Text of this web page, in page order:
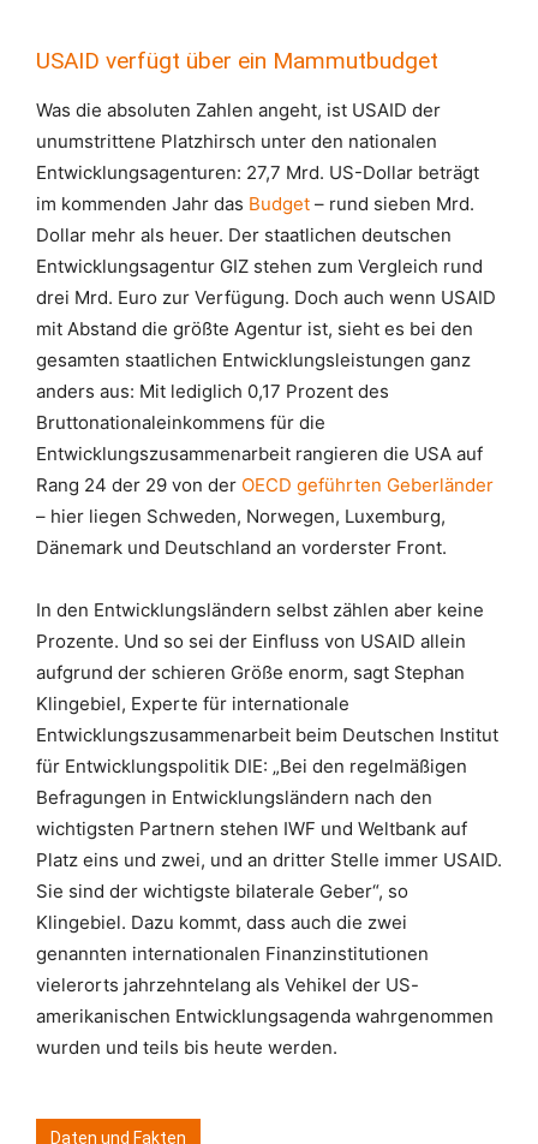
USAID verfügt über ein Mammutbudget
Was die absoluten Zahlen angeht, ist USAID der
unumstrittene Platzhirsch unter den nationalen
Entwicklungsagenturen: 27,7 Mrd. US-Dollar beträgt
im kommenden Jahr das Budget – rund sieben Mrd.
Dollar mehr als heuer. Der staatlichen deutschen
Entwicklungsagentur GIZ stehen zum Vergleich rund
drei Mrd. Euro zur Verfügung. Doch auch wenn USAID
mit Abstand die größte Agentur ist, sieht es bei den
gesamten staatlichen Entwicklungsleistungen ganz
anders aus: Mit lediglich 0,17 Prozent des
Bruttonationaleinkommens für die
Entwicklungszusammenarbeit rangieren die USA auf
Rang 24 der 29 von der OECD geführten Geberländer
– hier liegen Schweden, Norwegen, Luxemburg,
Dänemark und Deutschland an vorderster Front.
In den Entwicklungsländern selbst zählen aber keine
Prozente. Und so sei der Einfluss von USAID allein
aufgrund der schieren Größe enorm, sagt Stephan
Klingebiel, Experte für internationale
Entwicklungszusammenarbeit beim Deutschen Institut
für Entwicklungspolitik DIE: „Bei den regelmäßigen
Befragungen in Entwicklungsländern nach den
wichtigsten Partnern stehen IWF und Weltbank auf
Platz eins und zwei, und an dritter Stelle immer USAID.
Sie sind der wichtigste bilaterale Geber“, so
Klingebiel. Dazu kommt, dass auch die zwei
genannten internationalen Finanzinstitutionen
vielerorts jahrzehntelang als Vehikel der US-
amerikanischen Entwicklungsagenda wahrgenommen
wurden und teils bis heute werden.
Daten und Fakten